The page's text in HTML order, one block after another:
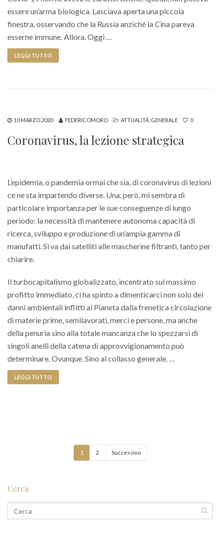
essere un’arma biologica. Lasciava aperta una piccola
finestra, osservando che la Russia anziché la Cina pareva
esserne immune. Allora. Oggi …
LEGGI TUTTO
10 MARZO 2020 FEDERICOMORO ATTUALITÀ GENERALE 0
Coronavirus, la lezione strategica
L’epidemia, o pandemia ormai che sia, di coronavirus di lezioni
ce ne sta impartendo diverse. Una, però, mi sembra di
particolare importanza per le sue conseguenze di lungo
periodo: la necessità di mantenere autonoma capacità di
ricerca, sviluppo e produzione di un’ampia gamma di
manufatti. Si va dai satelliti alle mascherine filtranti, tanto per
chiarire.
Il turbocapitalismo globalizzato, incentrato sul massimo
profitto immediato, ci ha spinto a dimenticarci non solo dei
danni ambientali inflitti al Pianeta dalla frenetica circolazione
di materie prime, semilavorati, merci e persone, ma anche
della penuria sino alla totale mancanza che lo spezzarsi di
singoli anelli della catena di approvvigionamento può
determinare. Ovunque. Sino al collasso generale. …
LEGGI TUTTO
1 2 Successivo
Cerca